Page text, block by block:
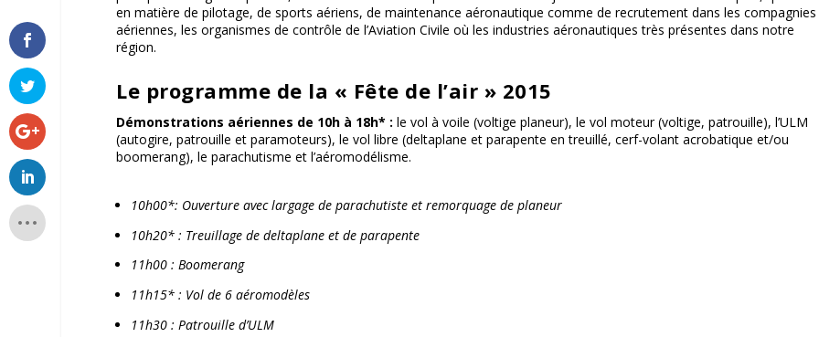
en matière de pilotage, de sports aériens, de maintenance aéronautique comme de recrutement dans les compagnies
aériennes, les organismes de contrôle de l’Aviation Civile où les industries aéronautiques très présentes dans notre
région.
Le programme de la « Fête de l’air » 2015
Démonstrations aériennes de 10h à 18h* : le vol à voile (voltige planeur), le vol moteur (voltige, patrouille), l’ULM
(autogire, patrouille et paramoteurs), le vol libre (deltaplane et parapente en treuillé, cerf-volant acrobatique et/ou
boomerang), le parachutisme et l’aéromodélisme.
10h00*: Ouverture avec largage de parachutiste et remorquage de planeur
10h20* : Treuillage de deltaplane et de parapente
11h00 : Boomerang
11h15* : Vol de 6 aéromodèles
11h30 : Patrouille d’ULM